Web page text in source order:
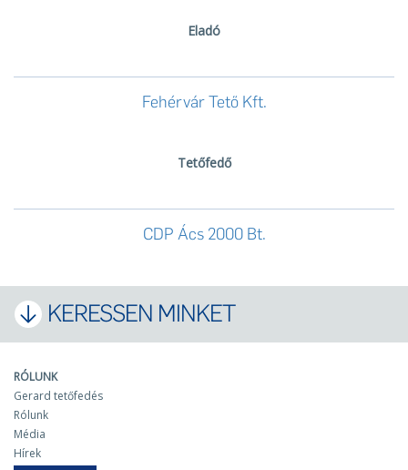
Eladó
Fehérvár Tető Kft.
Tetőfedő
CDP Ács 2000 Bt.
KERESSEN MINKET
RÓLUNK
Gerard tetőfedés
Rólunk
Média
Hírek